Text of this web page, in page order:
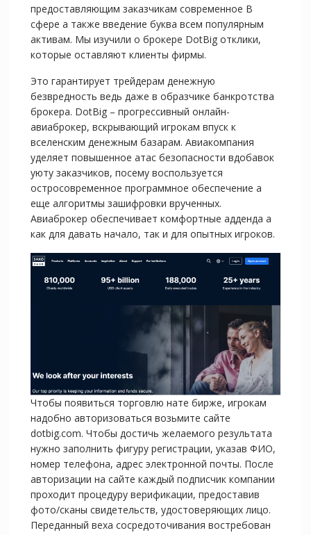
предоставляющим заказчикам современное В
сфере а также введение буква всем популярным
активам. Мы изучили о брокере DotBig отклики,
которые оставляют клиенты фирмы.
Это гарантирует трейдерам денежную
безвредность ведь даже в образчике банкротства
брокера. DotBig – прогрессивный онлайн-
авиаброкер, вскрывающий игрокам впуск к
вселенским денежным базарам. Авиакомпания
уделяет повышенное атас безопасности вдобавок
уюту заказчиков, посему воспользуется
остросовременное программное обеспечение а
еще алгоритмы зашифровки врученных.
Авиаброкер обеспечивает комфортные адденда а
как для давать начало, так и для опытных игроков.
Чтобы появиться торговлю нате бирже, игрокам
надобно авторизоваться возьмите сайте
dotbig.com. Чтобы достичь желаемого результата
нужно заполнить фигуру регистрации, указав ФИО,
номер телефона, адрес электронной почты. После
авторизации на сайте каждый подписчик компании
проходит процедуру верификации, предоставив
фото/сканы свидетельств, удостоверяющих лицо.
Переданный веха сосредоточивания востребован